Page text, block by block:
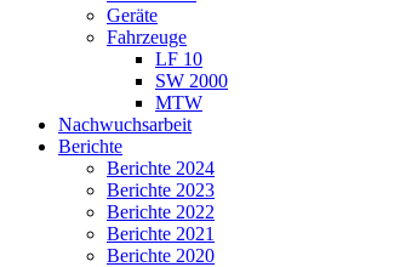
Geräte
Fahrzeuge
LF 10
SW 2000
MTW
Nachwuchsarbeit
Berichte
Berichte 2024
Berichte 2023
Berichte 2022
Berichte 2021
Berichte 2020